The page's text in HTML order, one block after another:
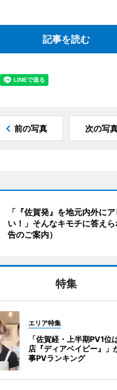
記事を読む
前の写真 次の写
「『佐賀発』を地元内外に
い！」そんなキモチに答え
告のご案内）
特集
エリア特集
「佐賀経・上半期PV1位
店『ディアベイビー』
事PVランキング